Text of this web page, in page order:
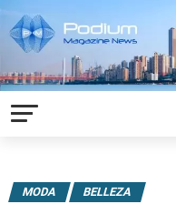
MODA BELLEZA